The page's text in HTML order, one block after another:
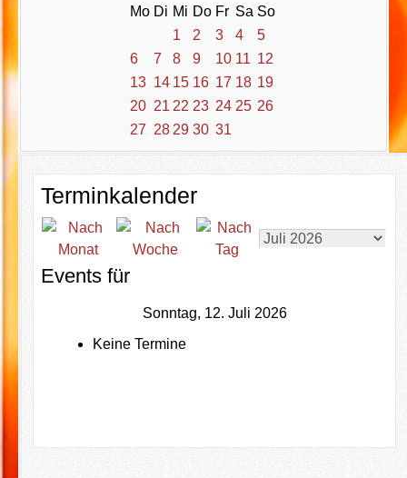
Mo Di Mi Do Fr Sa So
1
2 3 4
5
6
7 8 9 10 11 12
13 14 15 16 17 18 19
20 21 22 23 24 25 26
27 28 29 30 31
Terminkalender
Events für
Sonntag, 12. Juli 2026
Keine Termine